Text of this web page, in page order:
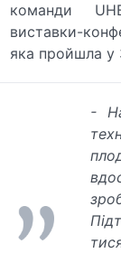
команди
виставки-
яка пройшла у
-